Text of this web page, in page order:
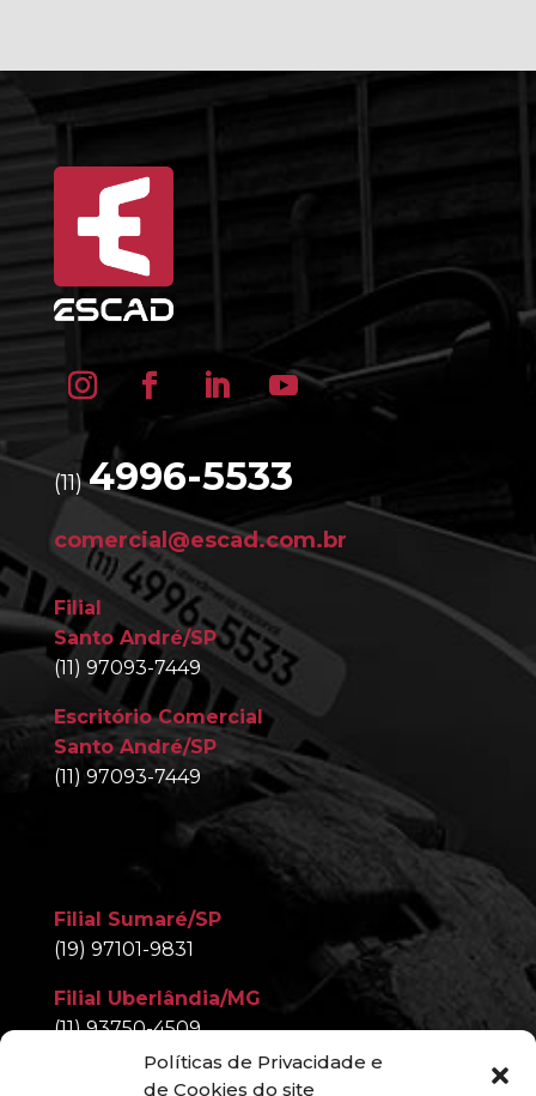
Políticas de Privacidade e
de Cookies do site
(11)4996-5533
comercial@escad.com.br
Filial
Santo André/SP
(11) 97093-7449
Escritório Comercial
Santo André/SP
(11) 97093-7449
Filial Sumaré/SP
(19) 97101-9831
Filial Uberlândia/MG
(11) 93750-4509